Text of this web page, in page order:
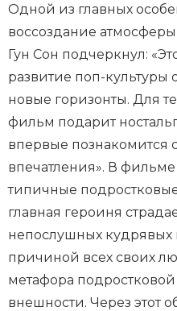
Одной из главных
воссоздание
Гун Сон подчеркнул:
развитие поп-
новые горизонты. Для
фильм подарит
впервые познакомится
впечатления». В фильме
типичные
главная героиня
непослушных кудрявых
причиной всех своих
метафора
внешности. Через этот